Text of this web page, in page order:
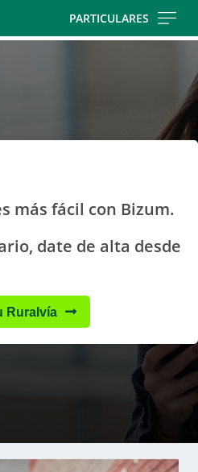
PARTICULARES
más fácil con Bizum.
date de alta desde
Ruralvía